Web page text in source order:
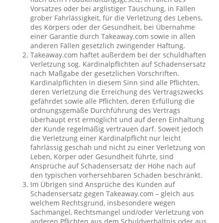
Vorsatzes oder bei arglistiger Täuschung, in Fällen
grober Fahrlässigkeit, für die Verletzung des Lebens,
des Körpers oder der Gesundheit, bei Übernahme
einer Garantie durch Takeaway.com sowie in allen
anderen Fällen gesetzlich zwingender Haftung.
Takeaway.com haftet außerdem bei der schuldhaften
Verletzung sog. Kardinalpflichten auf Schadensersatz
nach Maßgabe der gesetzlichen Vorschriften.
Kardinalpflichten in diesem Sinn sind alle Pflichten,
deren Verletzung die Erreichung des Vertragszwecks
gefährdet sowie alle Pflichten, deren Erfüllung die
ordnungsgemäße Durchführung des Vertrags
überhaupt erst ermöglicht und auf deren Einhaltung
der Kunde regelmäßig vertrauen darf. Soweit jedoch
die Verletzung einer Kardinalpflicht nur leicht
fahrlässig geschah und nicht zu einer Verletzung von
Leben, Körper oder Gesundheit führte, sind
Ansprüche auf Schadensersatz der Höhe nach auf
den typischen vorhersehbaren Schaden beschränkt.
Im Übrigen sind Ansprüche des Kunden auf
Schadensersatz gegen Takeaway.com – gleich aus
welchem Rechtsgrund, insbesondere wegen
Sachmangel, Rechtsmangel und/oder Verletzung von